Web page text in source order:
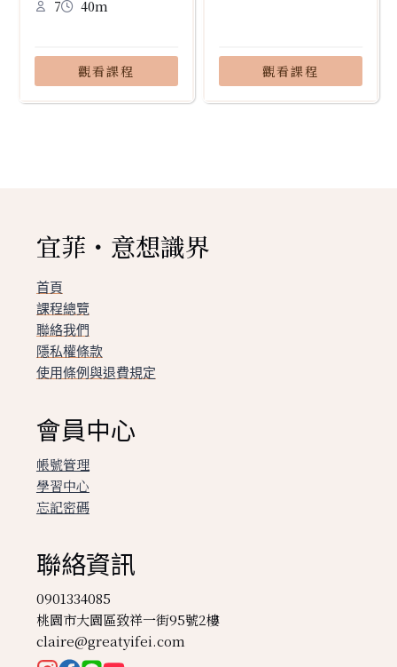
7 40m
觀看課程 觀看課程
宜菲・意想識界
首頁
課程總覽
聯絡我們
隱私權條款
使用條例與退費規定
會員中心
帳號管理
學習中心
忘記密碼
聯絡資訊
0901334085
桃園市大園區致祥一街95號2樓
claire@greatyifei.com